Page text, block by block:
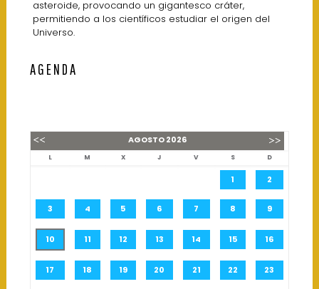
asteroide, provocando un gigantesco cráter,
permitiendo a los científicos estudiar el origen del
Universo.
AGENDA
AGOSTO2026
L M X J V S D
1 2
3 4 5 6 7 8 9
10 11 12 13 14 15 16
17 18 19 20 21 22 23